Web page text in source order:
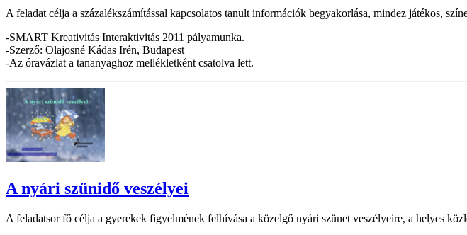
A feladat célja a százalékszámítással kapcsolatos tanult információk begyakorlása, mindez játékos,
-SMART Kreativitás Interaktivitás 2011 pályamunka.
-Szerző: Olajosné Kádas Irén, Budapest
-Az óravázlat a tananyaghoz mellékletként csatolva lett.
A nyári szünidő veszélyei
A feladatsor fő célja a gyerekek figyelmének felhívása a közelgő nyári szünet veszélyeire, a helyes